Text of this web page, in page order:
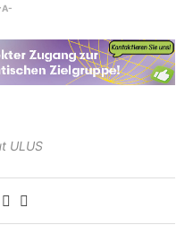
A-
ULUS